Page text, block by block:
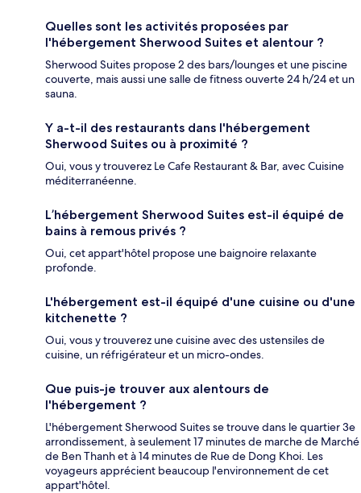
Quelles sont les activités proposées par
l'hébergement Sherwood Suites et alentour ?
Sherwood Suites propose 2 des bars/lounges et une piscine
couverte, mais aussi une salle de fitness ouverte 24 h/24 et un
sauna.
Y a-t-il des restaurants dans l'hébergement
Sherwood Suites ou à proximité ?
Oui, vous y trouverez Le Cafe Restaurant & Bar, avec Cuisine
méditerranéenne.
L’hébergement Sherwood Suites est-il équipé de
bains à remous privés ?
Oui, cet appart'hôtel propose une baignoire relaxante
profonde.
L'hébergement est-il équipé d'une cuisine ou d'une
kitchenette ?
Oui, vous y trouverez une cuisine avec des ustensiles de
cuisine, un réfrigérateur et un micro-ondes.
Que puis-je trouver aux alentours de
l'hébergement ?
L'hébergement Sherwood Suites se trouve dans le quartier 3e
arrondissement, à seulement 17 minutes de marche de Marché
de Ben Thanh et à 14 minutes de Rue de Dong Khoi. Les
voyageurs apprécient beaucoup l'environnement de cet
appart'hôtel.